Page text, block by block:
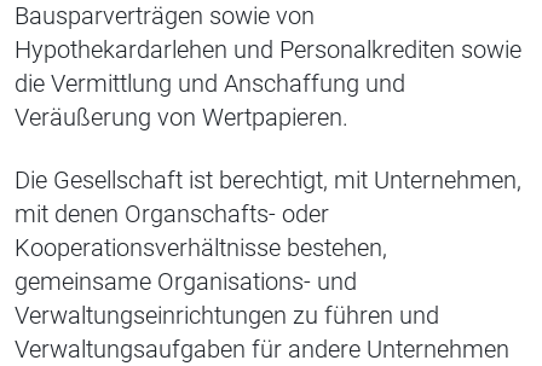
Bausparverträgen sowie von
Hypothekardarlehen und Personalkrediten sowie
die Vermittlung und Anschaffung und
Veräußerung von Wertpapieren.
Die Gesellschaft ist berechtigt, mit Unternehmen,
mit denen Organschafts- oder
Kooperationsverhältnisse bestehen,
gemeinsame Organisations- und
Verwaltungseinrichtungen zu führen und
Verwaltungsaufgaben für andere Unternehmen